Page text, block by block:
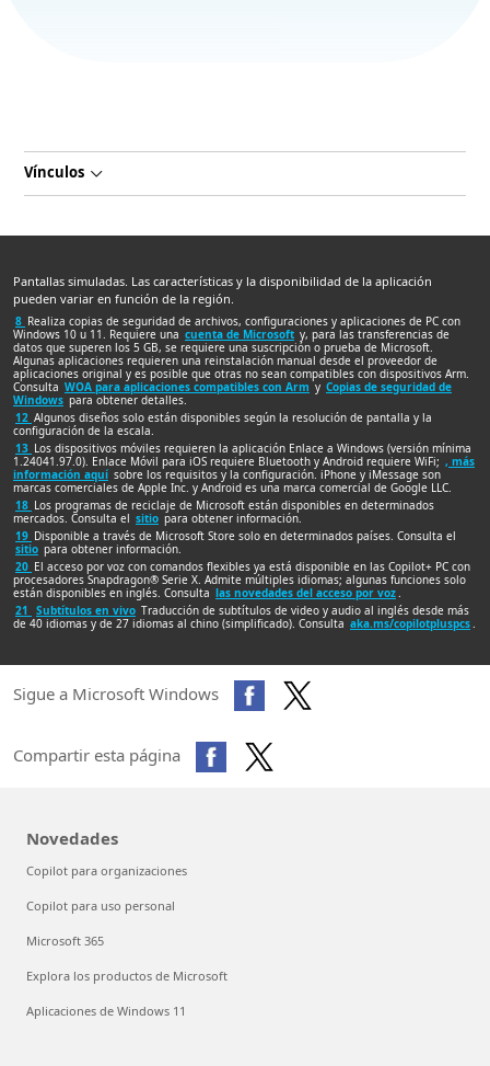
Vínculos
Pantallas simuladas. Las características y la disponibilidad de la aplicación
pueden variar en función de la región.
8 Realiza copias de seguridad de archivos, configuraciones y aplicaciones de PC con
Windows 10 u 11. Requiere una cuenta de Microsoft y, para las transferencias de
datos que superen los 5 GB, se requiere una suscripción o prueba de Microsoft.
Algunas aplicaciones requieren una reinstalación manual desde el proveedor de
aplicaciones original y es posible que otras no sean compatibles con dispositivos Arm.
Consulta WOA para aplicaciones compatibles con Arm y Copias de seguridad de
Windows para obtener detalles.
12 Algunos diseños solo están disponibles según la resolución de pantalla y la
configuración de la escala.
13 Los dispositivos móviles requieren la aplicación Enlace a Windows (versión mínima
1.24041.97.0). Enlace Móvil para iOS requiere Bluetooth y Android requiere WiFi; , más
información aquí sobre los requisitos y la configuración. iPhone y iMessage son
marcas comerciales de Apple Inc. y Android es una marca comercial de Google LLC.
18 Los programas de reciclaje de Microsoft están disponibles en determinados
mercados. Consulta el sitio para obtener información.
19 Disponible a través de Microsoft Store solo en determinados países. Consulta el
sitio para obtener información.
20 El acceso por voz con comandos flexibles ya está disponible en las Copilot+ PC con
procesadores Snapdragon® Serie X. Admite múltiples idiomas; algunas funciones solo
están disponibles en inglés. Consulta las novedades del acceso por voz.
21 Subtítulos en vivo Traducción de subtítulos de video y audio al inglés desde más
de 40 idiomas y de 27 idiomas al chino (simplificado). Consulta aka.ms/copilotpluspcs.
Sigue a Microsoft Windows
Compartir esta página
Novedades
Copilot para organizaciones
Copilot para uso personal
Microsoft 365
Explora los productos de Microsoft
Aplicaciones de Windows 11